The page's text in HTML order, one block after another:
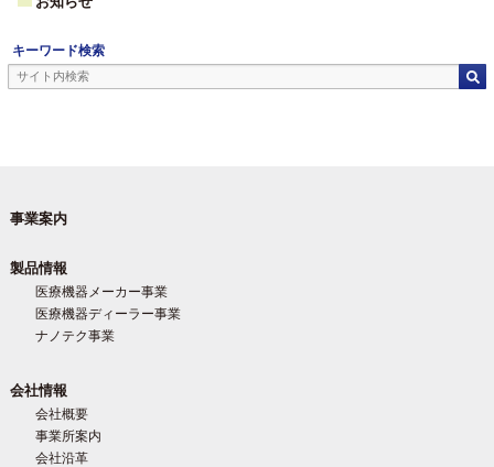
キーワード検索
事業案内
製品情報
医療機器メーカー事業
医療機器ディーラー事業
ナノテク事業
会社情報
会社概要
事業所案内
会社沿革